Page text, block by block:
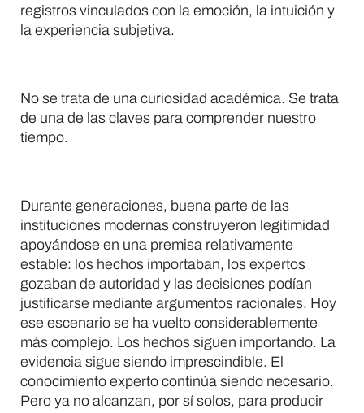
registros vinculados con la emoción, la intuición y
la experiencia subjetiva.
No se trata de una curiosidad académica. Se trata
de una de las claves para comprender nuestro
tiempo.
Durante generaciones, buena parte de las
instituciones modernas construyeron legitimidad
apoyándose en una premisa relativamente
estable: los hechos importaban, los expertos
gozaban de autoridad y las decisiones podían
justificarse mediante argumentos racionales. Hoy
ese escenario se ha vuelto considerablemente
más complejo. Los hechos siguen importando. La
evidencia sigue siendo imprescindible. El
conocimiento experto continúa siendo necesario.
Pero ya no alcanzan, por sí solos, para producir